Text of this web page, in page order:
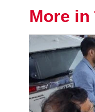
More in